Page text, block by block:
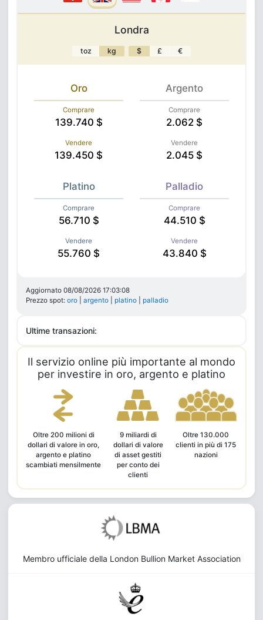
Londra
toz kg $ £ €
Oro
Comprare
139.740 $
Vendere
139.450 $
Argento
Comprare
2.062 $
Vendere
2.045 $
Platino
Comprare
56.710 $
Vendere
55.760 $
Palladio
Comprare
44.510 $
Vendere
43.840 $
Aggiornato 08/08/2026 17:03:08
Prezzo spot: oro argento platino palladio
Ultime transazioni:
Il servizio online più importante al mondo
per investire in oro, argento e platino
Oltre 200 milioni di
dollari di valore in oro,
argento e platino
scambiati mensilmente
9 miliardi di
dollari di valore
di asset gestiti
per conto dei
clienti
Oltre 130.000
clienti in più di 175
nazioni
Membro ufficiale della London Bullion Market Association